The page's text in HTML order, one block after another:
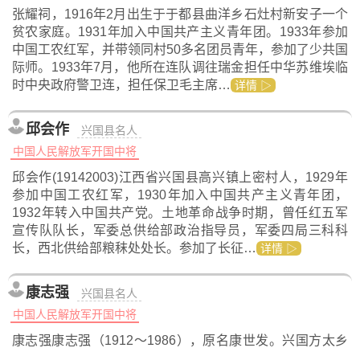
张耀祠，1916年2月出生于于都县曲洋乡石灶村新安子一个
贫农家庭。1931年加入中国共产主义青年团。1933年参加
中国工农红军，并带领同村50多名团员青年，参加了少共国
际师。1933年7月，他所在连队调往瑞金担任中华苏维埃临
时中央政府警卫连，担任保卫毛主席… 详情 ▷
邱会作
兴国县名人
中国人民解放军开国中将
邱会作(19142003)江西省兴国县高兴镇上密村人，1929年
参加中国工农红军，1930年加入中国共产主义青年团，
1932年转入中国共产党。土地革命战争时期，曾任红五军
宣传队队长，军委总供给部政治指导员，军委四局三科科
长，西北供给部粮秣处处长。参加了长征… 详情 ▷
康志强
兴国县名人
中国人民解放军开国中将
康志强康志强（1912～1986），原名康世发。兴国方太乡